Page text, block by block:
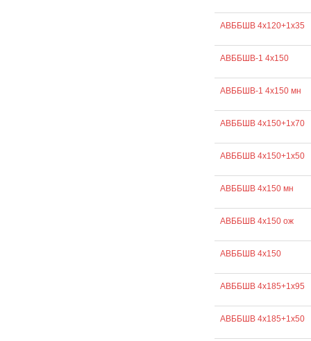
АВББШВ 4х120+1х35
АВББШВ-1 4х150
АВББШВ-1 4х150 мн
АВББШВ 4х150+1х70
АВББШВ 4х150+1х50
АВББШВ 4х150 мн
АВББШВ 4х150 ож
АВББШВ 4х150
АВББШВ 4х185+1х95
АВББШВ 4х185+1х50